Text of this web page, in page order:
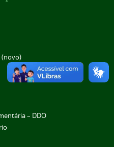
(novo)
– DDO